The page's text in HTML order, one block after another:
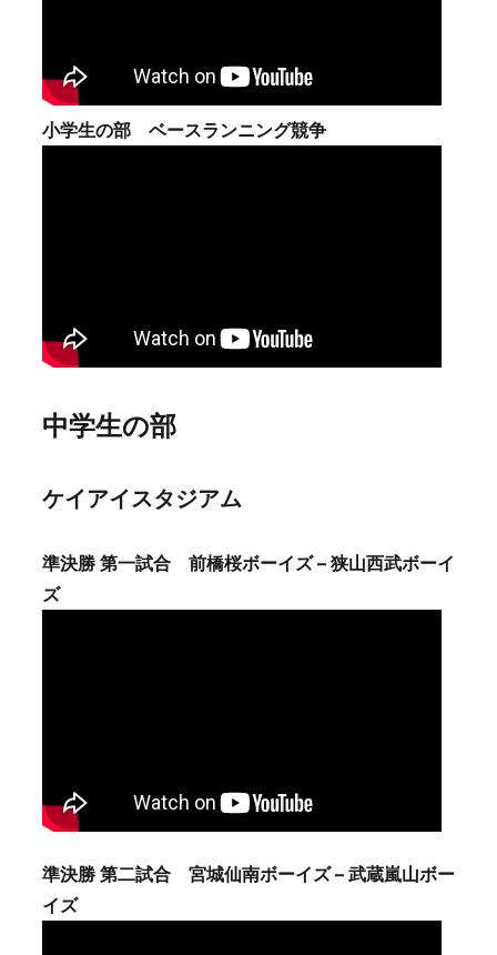
小学生の部 ベースランニング競争
中学生の部
ケイアイスタジアム
準決勝 第一試合 前橋桜ボーイズ – 狭山西武ボーイ
ズ
準決勝 第二試合 宮城仙南ボーイズ – 武蔵嵐山ボー
イズ